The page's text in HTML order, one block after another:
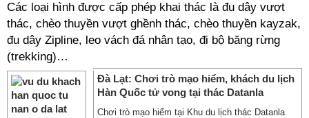
Các loại hình được cấp phép khai thác là đu dây vượt
thác, chèo thuyền vượt ghềnh thác, chèo thuyền kayzak,
đu dây Zipline, leo vách đá nhân tạo, đi bộ băng rừng
(trekking)…
Đà Lạt: Chơi trò mạo hiểm, khách du lịch
Hàn Quốc tử vong tại thác Datanla
Chơi trò mạo hiểm tại Khu du lịch thác Datanla